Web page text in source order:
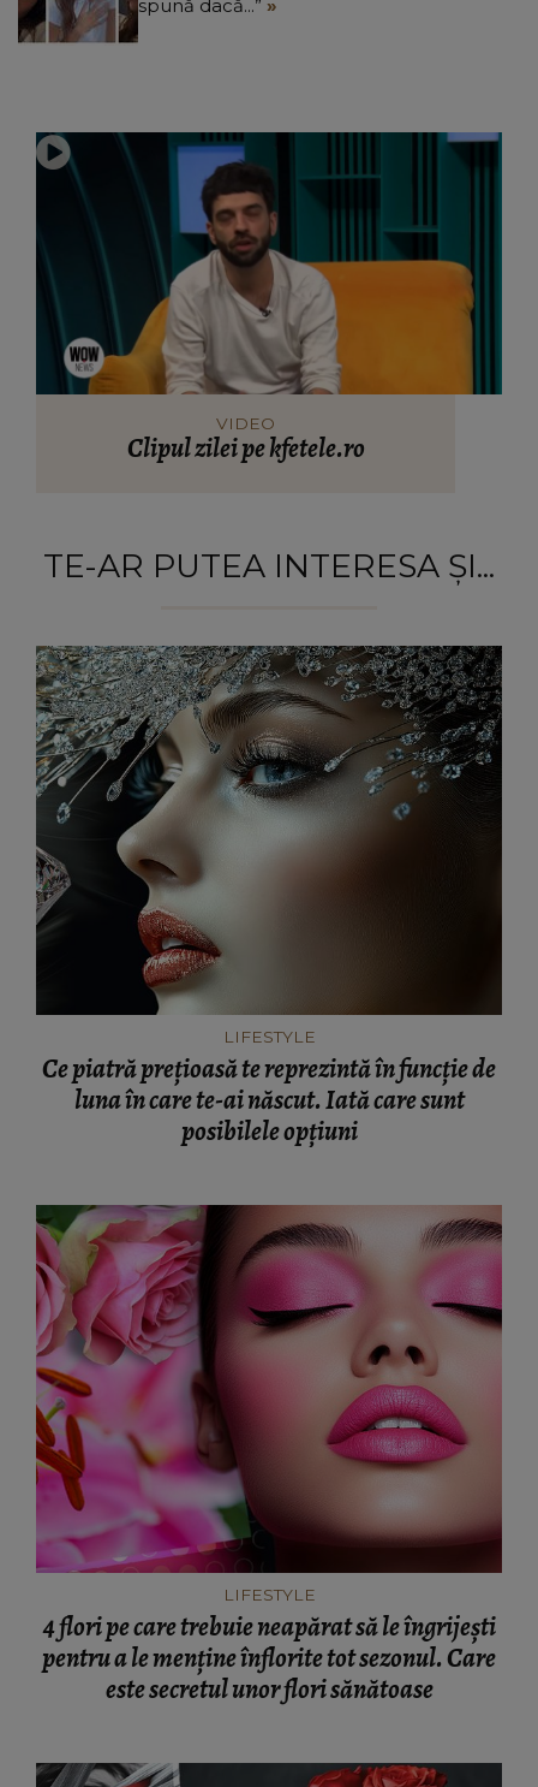
spună dacă...”
VIDEO
Clipul zilei pe kfetele.ro
TE-AR PUTEA INTERESA ȘI...
LIFESTYLE
Ce piatră prețioasă te reprezintă în funcție de
luna în care te-ai născut. Iată care sunt
posibilele opțiuni
LIFESTYLE
4 flori pe care trebuie neapărat să le îngrijești
pentru a le menține înflorite tot sezonul. Care
este secretul unor flori sănătoase